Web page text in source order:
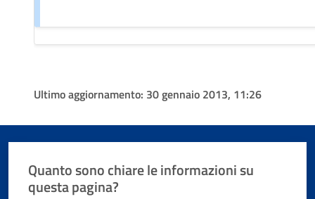
Ultimo aggiornamento: 30 gennaio 2013, 11:26
Quanto sono chiare le informazioni su
questa pagina?